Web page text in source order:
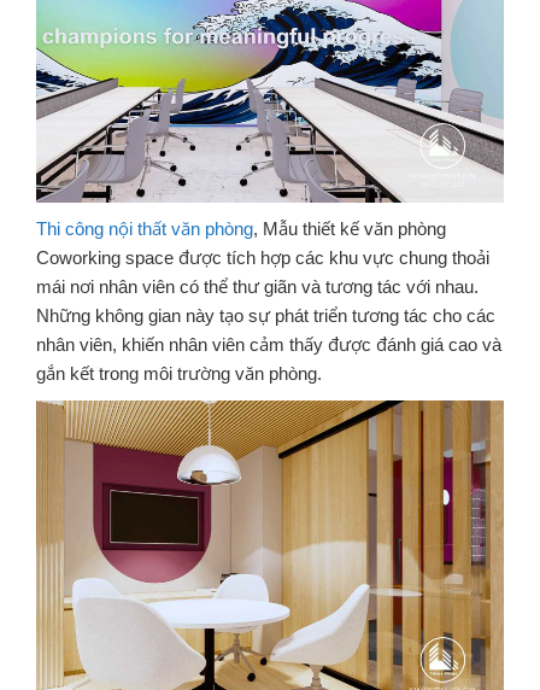
Thi công nội thất văn phòng, Mẫu thiết kế văn phòng
Coworking space được tích hợp các khu vực chung thoải
mái nơi nhân viên có thể thư giãn và tương tác với nhau.
Những không gian này tạo sự phát triển tương tác cho các
nhân viên, khiến nhân viên cảm thấy được đánh giá cao và
gắn kết trong môi trường văn phòng.